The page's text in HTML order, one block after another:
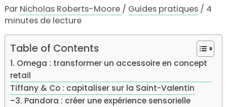
Par Nicholas Roberts-Moore / Guides pratiques/ 4
minutes de lecture
Table of Contents
1. Omega : transformer un accessoire en concept
retail
Tiffany & Co : capitaliser sur la Saint-Valentin
–3. Pandora : créer une expérience sensorielle